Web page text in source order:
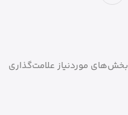
بخش‌های موردنیاز علامت‌گذاری